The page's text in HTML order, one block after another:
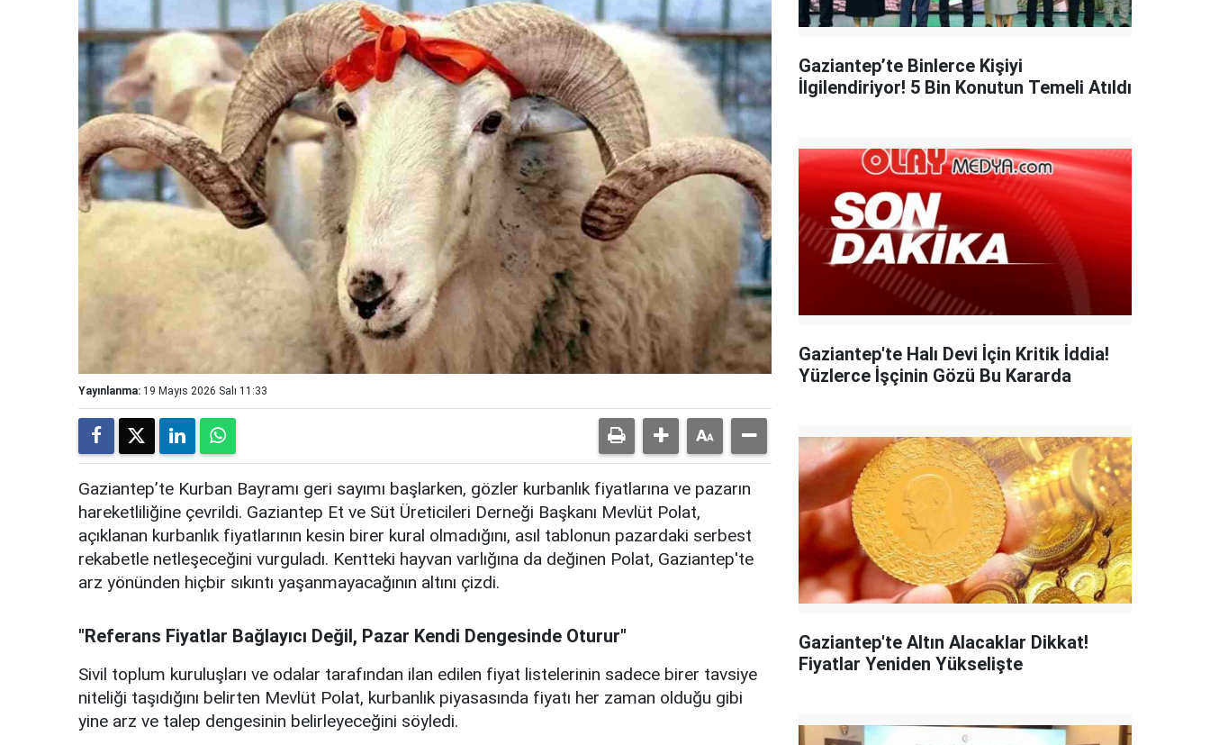
Yayınlanma: 19 Mayıs 2026 Salı 11:33
Gaziantep’te Kurban Bayramı geri sayımı başlarken, gözler kurbanlık fiyatlarına ve pazarın
hareketliliğine çevrildi. Gaziantep Et ve Süt Üreticileri Derneği Başkanı Mevlüt Polat,
açıklanan kurbanlık fiyatlarının kesin birer kural olmadığını, asıl tablonun pazardaki serbest
rekabetle netleşeceğini vurguladı. Kentteki hayvan varlığına da değinen Polat, Gaziantep'te
arz yönünden hiçbir sıkıntı yaşanmayacağının altını çizdi.
"Referans Fiyatlar Bağlayıcı Değil, Pazar Kendi Dengesinde Oturur"
Sivil toplum kuruluşları ve odalar tarafından ilan edilen fiyat listelerinin sadece birer tavsiye
niteliği taşıdığını belirten Mevlüt Polat, kurbanlık piyasasında fiyatı her zaman olduğu gibi
yine arz ve talep dengesinin belirleyeceğini söyledi.
Gaziantep’te Binlerce Kişiyi
İlgilendiriyor! 5 Bin Konutun Temeli Atıldı
Gaziantep'te Halı Devi İçin Kritik İddia!
Yüzlerce İşçinin Gözü Bu Kararda
Gaziantep'te Altın Alacaklar Dikkat!
Fiyatlar Yeniden Yükselişte